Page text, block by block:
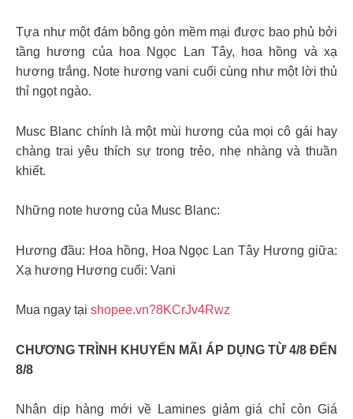
Tựa như một đám bông gòn mềm mại được bao phủ bởi
tầng hương của hoa Ngọc Lan Tây, hoa hồng và xạ
hương trắng. Note hương vani cuối cùng như một lời thủ
thỉ ngọt ngào.
Musc Blanc chính là một mùi hương của mọi cô gái hay
chàng trai yêu thích sự trong trẻo, nhẹ nhàng và thuần
khiết.
Những note hương của Musc Blanc:
Hương đầu: Hoa hồng, Hoa Ngọc Lan Tây Hương giữa:
Xạ hương Hương cuối: Vani
Mua ngay tại shopee.vn?8KCrJv4Rwz
CHƯƠNG TRÌNH KHUYẾN MÃI ÁP DỤNG TỪ 4/8 ĐẾN
8/8
Nhân dịp hàng mới về Lamines giảm giá chỉ còn Giá